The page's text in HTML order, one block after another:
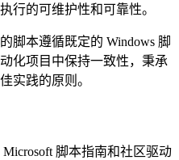
行的可维护性和可靠性。
脚本遵循既定的 Windows 脚
化项目中保持一致性，秉承
实践的原则。
Microsoft 脚本指南和社区驱动